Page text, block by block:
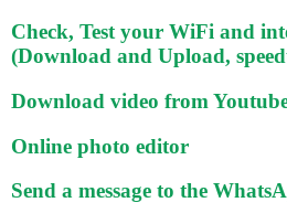
Check, Test your WiFi and
(Download and Upload,
Download video from
Online photo editor
Send a message to the